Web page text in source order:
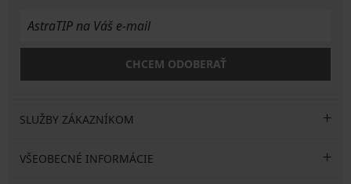
CHCEM ODOBERAŤ
SLUŽBY ZÁKAZNÍKOM
VŠEOBECNÉ INFORMÁCIE